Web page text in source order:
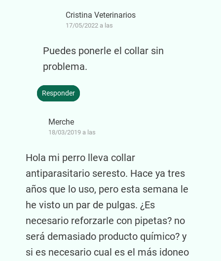
Cristina Veterinarios
17/05/2022 a las
Puedes ponerle el collar sin
problema.
Responder
Merche
18/03/2019 a las
Hola mi perro lleva collar
antiparasitario seresto. Hace ya tres
años que lo uso, pero esta semana le
he visto un par de pulgas. ¿Es
necesario reforzarle con pipetas? no
será demasiado producto químico? y
si es necesario cual es el más idoneo